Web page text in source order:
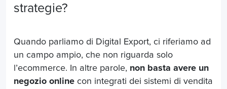
strategie?
Quando parliamo di Digital Export, ci riferiamo ad
un campo ampio, che non riguarda solo
l’ecommerce. In altre parole, non basta avere un
negozio online con integrati dei sistemi di vendita